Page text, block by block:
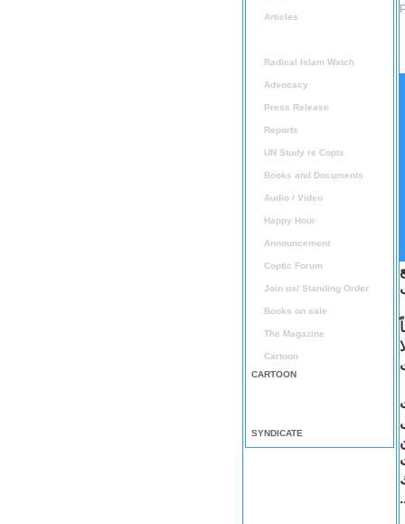
Articles
Radical Islam Watch
Advocacy
Press Release
Reports
UN Study re Copts
Books and Documents
Audio / Video
Happy Hour
Announcement
Coptic Forum
Join us/ Standing Order
Books on sale
The Magazine
Cartoon
CARTOON
SYNDICATE